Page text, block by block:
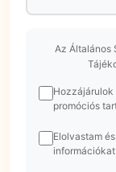
Az Általános
Hozzájárulok
promóciós
Elolvastam